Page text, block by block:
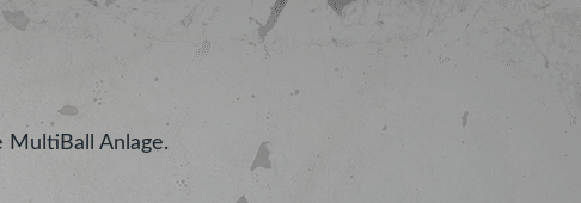
Anlage.